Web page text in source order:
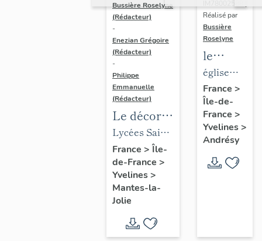
Bussière Roselyne
(Rédacteur)
-
Enezian Grégoire
(Rédacteur)
-
Philippe
Emmanuelle
(Rédacteur)
Le décor
des lycées
de Mantes
Lycées Saint-
Exupéry et
Jean Rostand
France > Île-
de-France >
Yvelines>
Mantes-la-
Jolie
Réalisé par
Bussière
Roselyne
le
mobilier
de
l'église
Saint-
Germain-
de-
Paris
église
paroissiale
Saint-
Germain
France >
Île-de-
France >
Yvelines>
Andrésy